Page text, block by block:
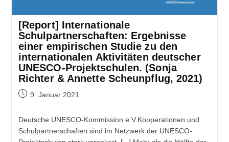
[Report] Internationale
Schulpartnerschaften: Ergebnisse
einer empirischen Studie zu den
internationalen Aktivitäten deutscher
UNESCO-Projektschulen. (Sonja
Richter & Annette Scheunpflug, 2021)
9. Januar 2021
Deutsche UNESCO-Kommission e.V.Kooperationen und
Schulpartnerschaften sind im Netzwerk der UNESCO-